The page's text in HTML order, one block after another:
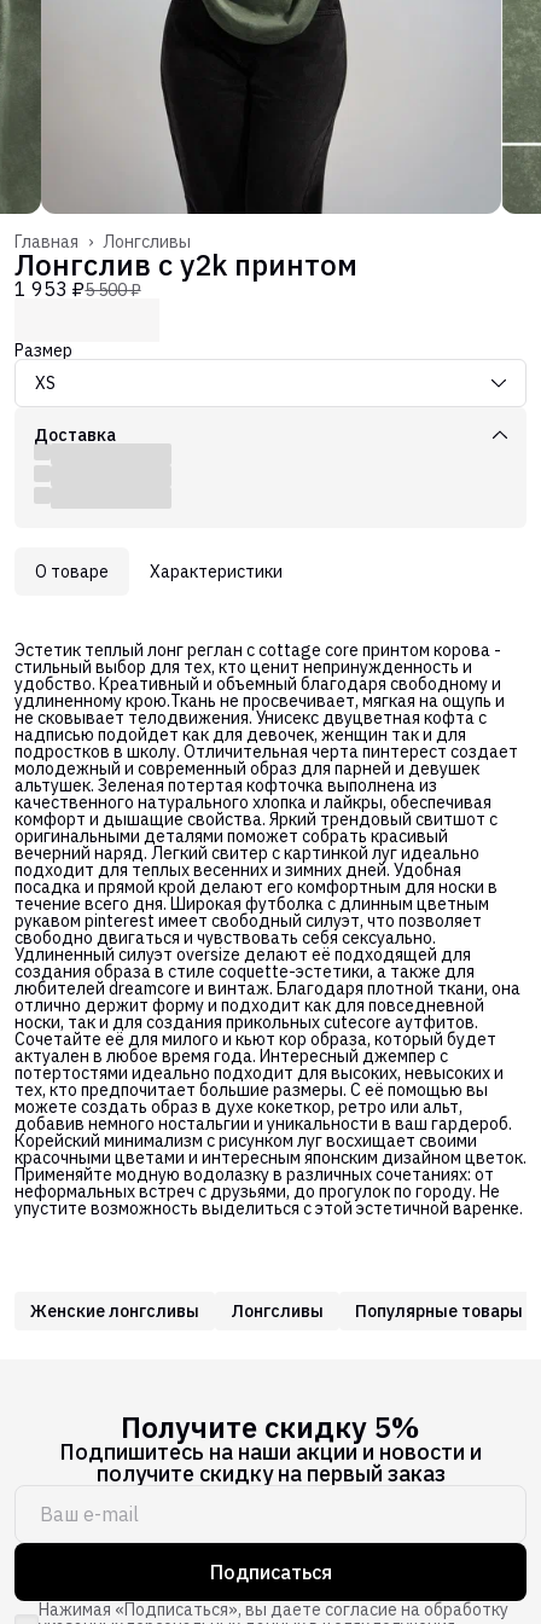
Лонгсливы
Главная ›
Лонгслив с y2k принтом
1 953 ₽5 500 ₽
Размер
XS
Доставка
О товаре Характеристики
Эстетик теплый лонг реглан с cottage core принтом корова -
стильный выбор для тех, кто ценит непринужденность и
удобство. Креативный и объемный благодаря свободному и
удлиненному крою.Ткань не просвечивает, мягкая на ощупь и
не сковывает телодвижения. Унисекс двуцветная кофта с
надписью подойдет как для девочек, женщин так и для
подростков в школу. Отличительная черта пинтерест создает
молодежный и современный образ для парней и девушек
альтушек. Зеленая потертая кофточка выполнена из
качественного натурального хлопка и лайкры, обеспечивая
комфорт и дышащие свойства. Яркий трендовый свитшот с
оригинальными деталями поможет собрать красивый
вечерний наряд. Легкий свитер с картинкой луг идеально
подходит для теплых весенних и зимних дней. Удобная
посадка и прямой крой делают его комфортным для носки в
течение всего дня. Широкая футболка с длинным цветным
рукавом pinterest имеет свободный силуэт, что позволяет
свободно двигаться и чувствовать себя сексуально.
Удлиненный силуэт oversize делают её подходящей для
создания образа в стиле coquette-эстетики, а также для
любителей dreamcore и винтаж. Благодаря плотной ткани, она
отлично держит форму и подходит как для повседневной
носки, так и для создания прикольных cutecore аутфитов.
Сочетайте её для милого и кьют кор образа, который будет
актуален в любое время года. Интересный джемпер с
потертостями идеально подходит для высоких, невысоких и
тех, кто предпочитает большие размеры. С её помощью вы
можете создать образ в духе кокеткор, ретро или альт,
добавив немного ностальгии и уникальности в ваш гардероб.
Корейский минимализм с рисунком луг восхищает своими
красочными цветами и интересным японским дизайном цветок.
Применяйте модную водолазку в различных сочетаниях: от
неформальных встреч с друзьями, до прогулок по городу. Не
упустите возможность выделиться с этой эстетичной варенке.
Женские лонгсливы Лонгсливы Популярные товары
Получите скидку 5%
Подпишитесь на наши акции и новости и
получите скидку на первый заказ
Подписаться
Нажимая «Подписаться», вы даете согласие на обработку